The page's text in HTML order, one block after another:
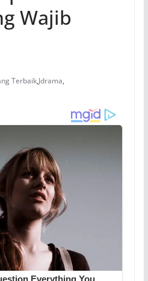
Wajib
Terbaik,Jdrama,